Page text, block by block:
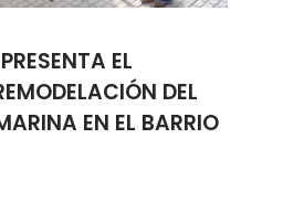
EL
DEL
EN EL BARRIO